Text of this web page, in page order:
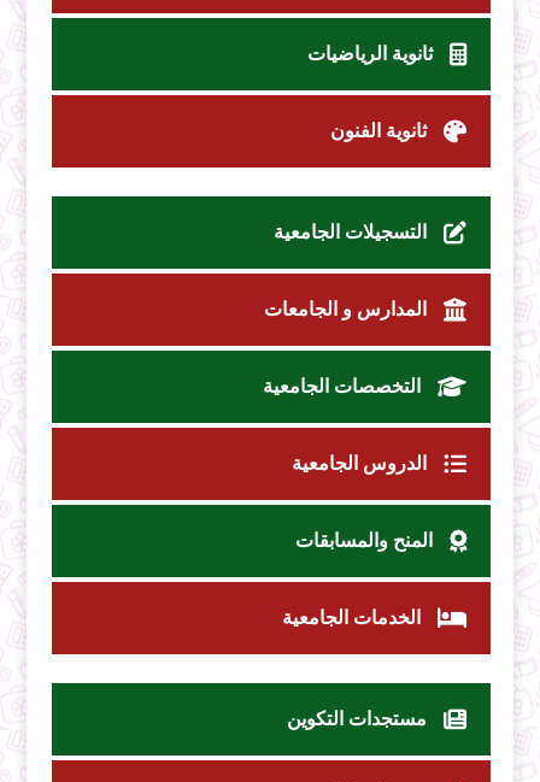
ثانوية الرياضيات
ثانوية الفنون
التسجيلات الجامعية
المدارس و الجامعات
التخصصات الجامعية
الدروس الجامعية
المنح والمسابقات
الخدمات الجامعية
مستجدات التكوين